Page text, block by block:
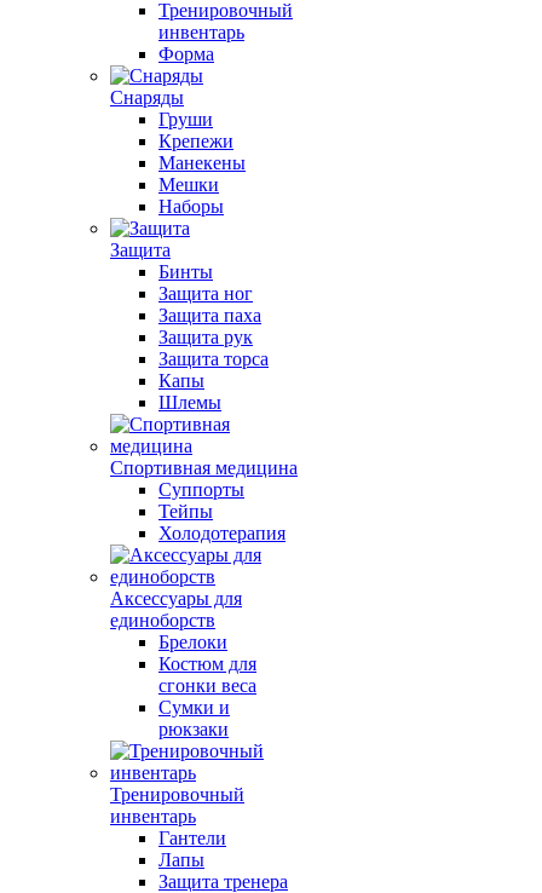
Тренировочный
инвентарь
Форма
Снаряды
Груши
Крепежи
Манекены
Мешки
Наборы
Защита
Бинты
Защита ног
Защита паха
Защита рук
Защита торса
Капы
Шлемы
Спортивная медицина
Суппорты
Тейпы
Холодотерапия
Аксессуары для
единоборств
Брелоки
Костюм для
сгонки веса
Сумки и
рюкзаки
Тренировочный
инвентарь
Гантели
Лапы
Защита тренера